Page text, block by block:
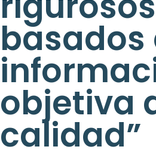
basados
objetiva
calidad”